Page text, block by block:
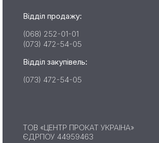
Відділ продажу:
(068) 252-01-01
(073) 472-54-05
Відділ закупівель:
(073) 472-54-05
ТОВ «ЦЕНТР ПРОКАТ УКРАІНА»
ЄДРПОУ 44959463